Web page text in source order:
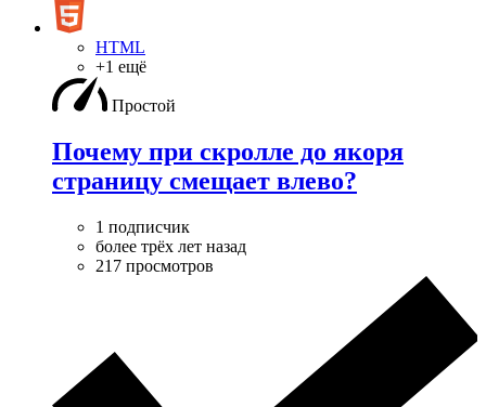
HTML
+1 ещё
Простой
Почему при скролле до якоря
страницу смещает влево?
1 подписчик
более трёх лет назад
217 просмотров